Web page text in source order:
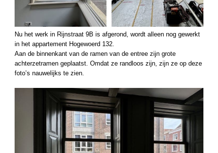
Nu het werk in Rijnstraat 9B is afgerond, wordt alleen nog gewerkt
in het appartement Hogewoerd 132.
Aan de binnenkant van de ramen van de entree zijn grote
achterzetramen geplaatst. Omdat ze randloos zijn, zijn ze op deze
foto’s nauwelijks te zien.